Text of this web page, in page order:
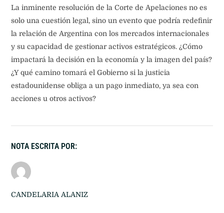
La inminente resolución de la Corte de Apelaciones no es
solo una cuestión legal, sino un evento que podría redefinir
la relación de Argentina con los mercados internacionales
y su capacidad de gestionar activos estratégicos. ¿Cómo
impactará la decisión en la economía y la imagen del país?
¿Y qué camino tomará el Gobierno si la justicia
estadounidense obliga a un pago inmediato, ya sea con
acciones u otros activos?
NOTA ESCRITA POR:
CANDELARIA ALANIZ